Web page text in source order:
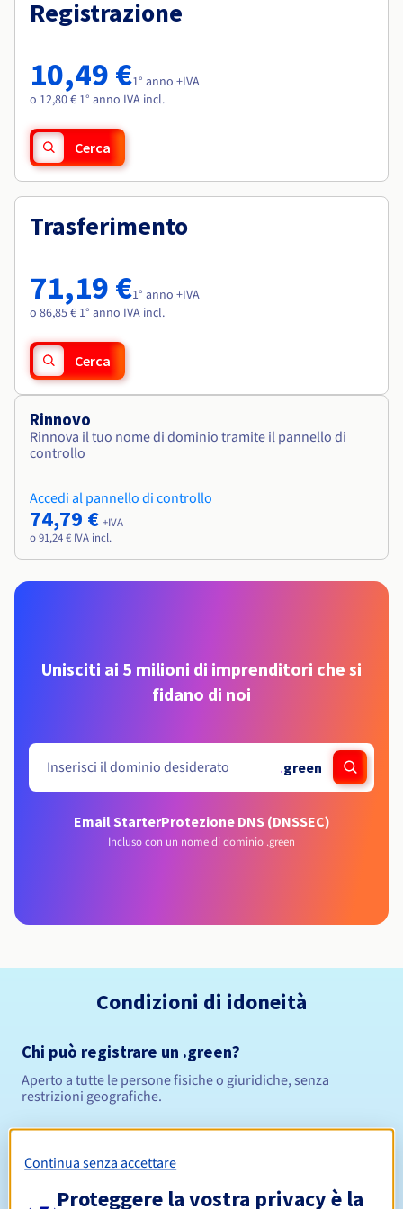
Tariffe
Roadmap & Changelog
Osservabilità
Roadmap & Changelog
Roadmap & Changelog
Roadmap & Changelog
Roadmap & Changelog
Registrazione
10,49 €1° anno +IVA
o 12,80 € 1° anno IVA incl.
Cerca
Trasferimento
71,19 €1° anno +IVA
o 86,85 € 1° anno IVA incl.
Cerca
Rinnovo
Rinnova il tuo nome di dominio tramite il pannello di
controllo
Accedi al pannello di controllo
74,79 € +IVA
o 91,24 € IVA incl.
Unisciti ai 5 milioni di imprenditori che si
fidano di noi
.green
Email StarterProtezione DNS (DNSSEC)
Incluso con un nome di dominio .green
Condizioni di idoneità
Chi può registrare un .green?
Aperto a tutte le persone fisiche o giuridiche, senza
restrizioni geografiche.
Regole di gestione e notifiche
Continua senza accettare
Proteggere la vostra privacy è la